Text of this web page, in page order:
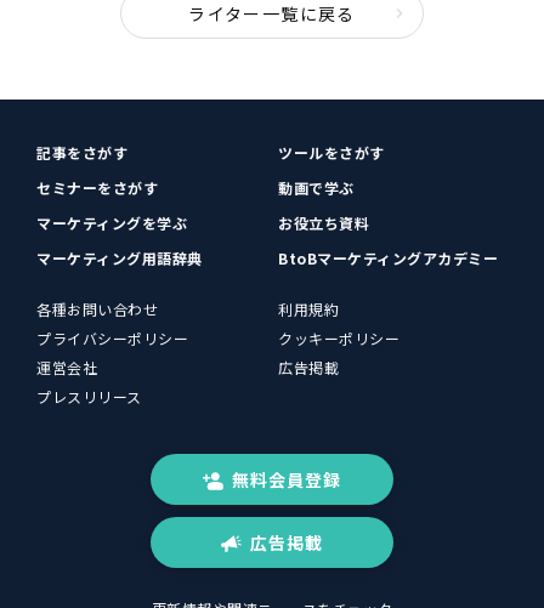
ライター一覧に戻る
記事をさがす
ツールをさがす
セミナーをさがす
動画で学ぶ
マーケティングを学ぶ
お役立ち資料
マーケティング用語辞典
BtoBマーケティングアカデミー
各種お問い合わせ
利用規約
プライバシーポリシー
クッキーポリシー
運営会社
広告掲載
プレスリリース
無料会員登録
広告掲載